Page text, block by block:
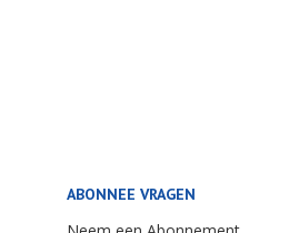
ABONNEE VRAGEN